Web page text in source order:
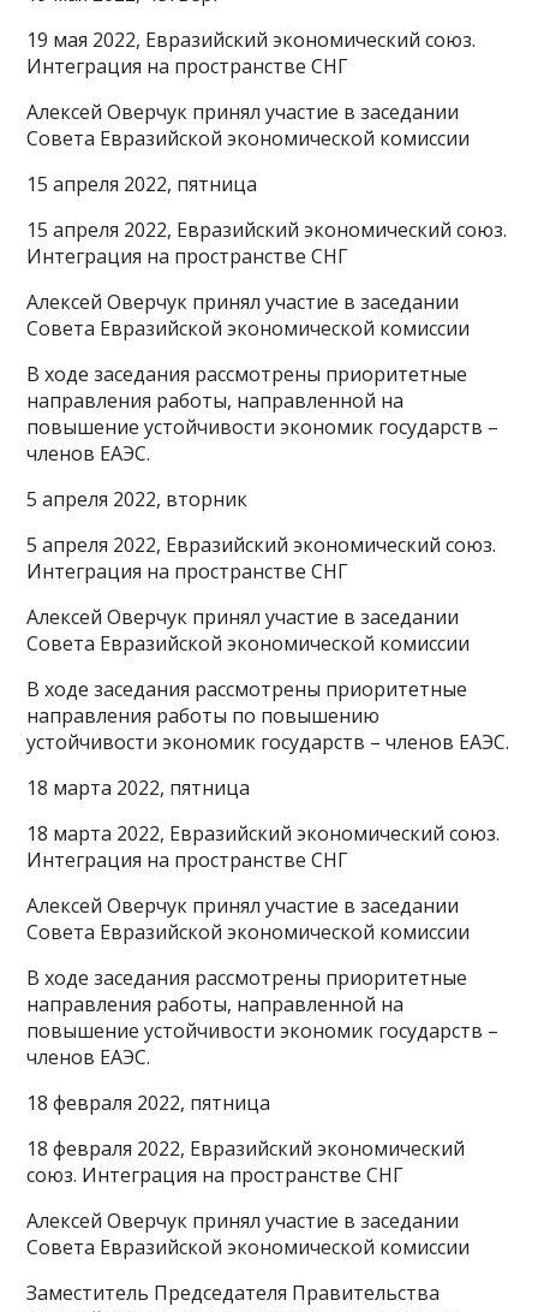
19 мая 2022, Евразийский экономический союз.
Интеграция на пространстве СНГ
Алексей Оверчук принял участие в заседании
Совета Евразийской экономической комиссии
15 апреля 2022, пятница
15 апреля 2022, Евразийский экономический союз.
Интеграция на пространстве СНГ
Алексей Оверчук принял участие в заседании
Совета Евразийской экономической комиссии
В ходе заседания рассмотрены приоритетные
направления работы, направленной на
повышение устойчивости экономик государств –
членов ЕАЭС.
5 апреля 2022, вторник
5 апреля 2022, Евразийский экономический союз.
Интеграция на пространстве СНГ
Алексей Оверчук принял участие в заседании
Совета Евразийской экономической комиссии
В ходе заседания рассмотрены приоритетные
направления работы по повышению
устойчивости экономик государств – членов ЕАЭС.
18 марта 2022, пятница
18 марта 2022, Евразийский экономический союз.
Интеграция на пространстве СНГ
Алексей Оверчук принял участие в заседании
Совета Евразийской экономической комиссии
В ходе заседания рассмотрены приоритетные
направления работы, направленной на
повышение устойчивости экономик государств –
членов ЕАЭС.
18 февраля 2022, пятница
18 февраля 2022, Евразийский экономический
союз. Интеграция на пространстве СНГ
Алексей Оверчук принял участие в заседании
Совета Евразийской экономической комиссии
Заместитель Председателя Правительства